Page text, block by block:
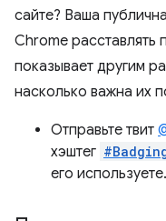
сайте? Ваша
Chrome расставлять
показывает другим
насколько важна их
Отправьте твит
хэштег
его используете.